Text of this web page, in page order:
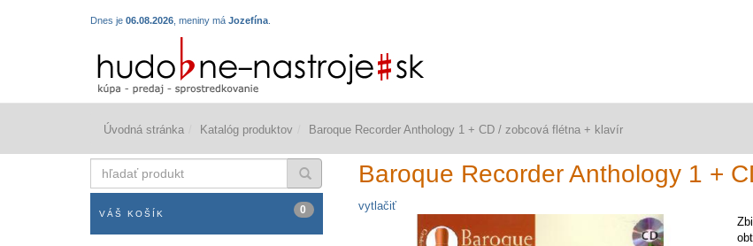
Dnes je 06.08.2026 , meniny má Jozefína
Úvodná stránka Katalóg produktov Baroque Recorder Anthology 1 + CD / zobcová flétna + klavír
produkt
VÁŠ KOŠÍK 0
Baroque Recorder Anthology 1 +
vytlačiť